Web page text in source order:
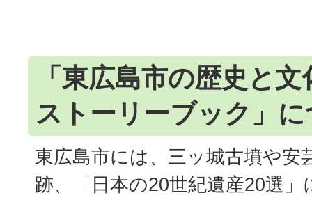
「東広島市の歴史と
ストーリーブック」
東広島市には、三ッ城古墳や安
跡、「日本の20世紀遺産20選